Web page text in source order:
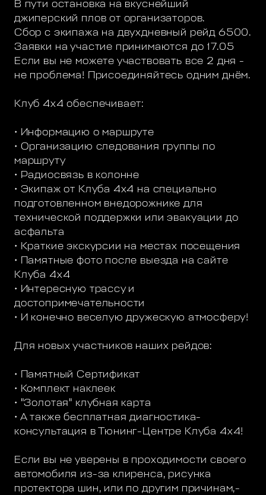
В пути остановка на вкуснейший
джиперский плов от организаторов.
Сбор с экипажа на двухдневный рейд 6500.
Заявки на участие принимаются до 17.05
Если вы не можете участвовать все 2 дня -
не проблема! Присоединяйтесь одним днём.
Клуб 4х4 обеспечивает:
• Информацию о маршруте
• Организацию следования группы по
маршруту
• Радиосвязь в колонне
• Экипаж от Клуба 4х4 на специально
подготовленном внедорожнике для
технической поддержки или эвакуации до
асфальта
• Краткие экскурсии на местах посещения
• Памятные фото после выезда на сайте
Клуба 4х4
• Интересную трассу и
достопримечательности
• И конечно веселую дружескую атмосферу!
Для новых участников наших рейдов:
• Памятный Сертификат
• Комплект наклеек
• "Золотая" клубная карта
• А также бесплатная диагностика-
консультация в Тюнинг-Центре Клуба 4х4!
Если вы не уверены в проходимости своего
автомобиля из-за клиренса, рисунка
протектора шин, или по другим причинам,-